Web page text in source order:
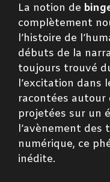
La notion de
complètement
l’histoire de
débuts de la
toujours trouvé
l’excitation dans
racontées autour
projetées sur un
l’avènement des
numérique, ce
inédite.